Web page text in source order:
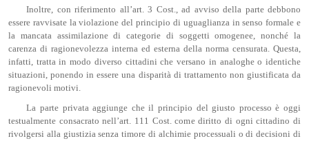
Inoltre, con riferimento all’art. 3 Cost., ad avviso della parte debbono
essere ravvisate la violazione del principio di uguaglianza in senso formale e
la mancata assimilazione di categorie di soggetti omogenee, nonché la
carenza di ragionevolezza interna ed esterna della norma censurata. Questa,
infatti, tratta in modo diverso cittadini che versano in analoghe o identiche
situazioni, ponendo in essere una disparità di trattamento non giustificata da
ragionevoli motivi.
La parte privata aggiunge che il principio del giusto processo è oggi
testualmente consacrato nell’art. 111 Cost. come diritto di ogni cittadino di
rivolgersi alla giustizia senza timore di alchimie processuali o di decisioni di